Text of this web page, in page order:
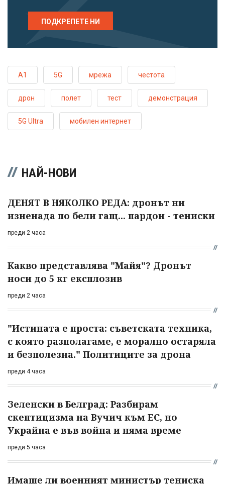
ПОДКРЕПЕТЕ НИ
А1 5G мрежа честота
дрон полет тест демонстрация
5G Ultra мобилен интернет
НАЙ-НОВИ
ДЕНЯТ В НЯКОЛКО РЕДА: дронът ни
изненада по бели гащ... пардон - тениски
преди 2 часа
Какво представлява "Майя"? Дронът
носи до 5 кг експлозив
преди 2 часа
"Истината е проста: съветската техника,
с която разполагаме, е морално остаряла
и безполезна." Политиците за дрона
преди 4 часа
Зеленски в Белград: Разбирам
скептицизма на Вучич към ЕС, но
Украйна е във война и няма време
преди 5 часа
Имаше ли военният министър тениска